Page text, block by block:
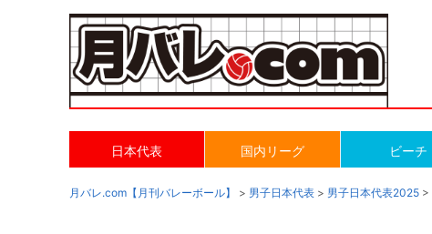
日本代表 国内リーグ ビーチ
月バレ.com【月刊バレーボール】 > 男子日本代表 > 男子日本代表2025 >